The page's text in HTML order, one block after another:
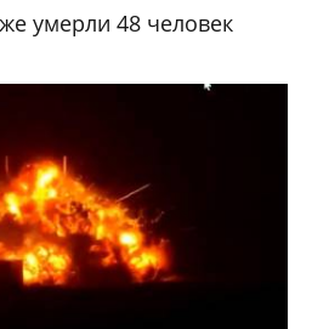
умерли 48 человек